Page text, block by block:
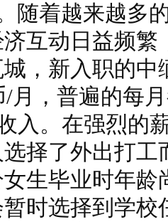
随着越来越多
互动日益频繁
，新入职的中
/月，普遍的每
入。在强烈的
择了外出打工
生毕业时年龄
时选择到学